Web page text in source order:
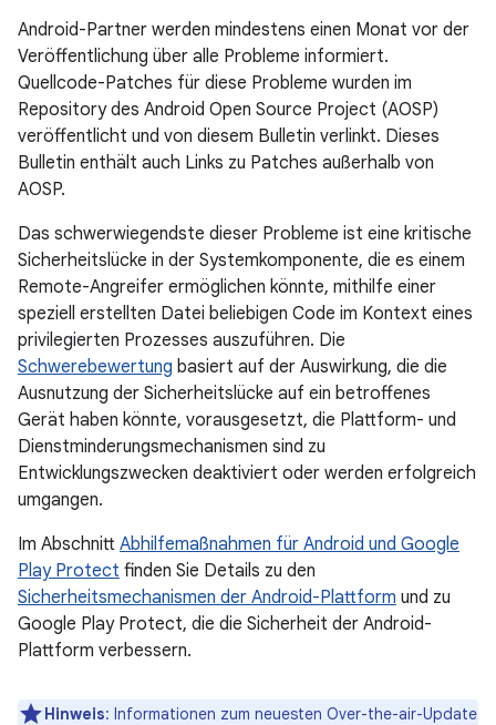
Android-Partner werden mindestens einen Monat vor der
Veröffentlichung über alle Probleme informiert.
Quellcode-Patches für diese Probleme wurden im
Repository des Android Open Source Project (AOSP)
veröffentlicht und von diesem Bulletin verlinkt. Dieses
Bulletin enthält auch Links zu Patches außerhalb von
AOSP.
Das schwerwiegendste dieser Probleme ist eine kritische
Sicherheitslücke in der Systemkomponente, die es einem
Remote-Angreifer ermöglichen könnte, mithilfe einer
speziell erstellten Datei beliebigen Code im Kontext eines
privilegierten Prozesses auszuführen. Die
Schwerebewertung basiert auf der Auswirkung, die die
Ausnutzung der Sicherheitslücke auf ein betroffenes
Gerät haben könnte, vorausgesetzt, die Plattform- und
Dienstminderungsmechanismen sind zu
Entwicklungszwecken deaktiviert oder werden erfolgreich
umgangen.
Im Abschnitt Abhilfemaßnahmen für Android und Google
Play Protect finden Sie Details zu den
Sicherheitsmechanismen der Android-Plattform und zu
Google Play Protect, die die Sicherheit der Android-
Plattform verbessern.
Hinweis: Informationen zum neuesten Over-the-air-Update